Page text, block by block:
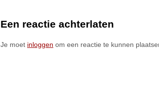
Een reactie achterlaten
Je moet inloggen om een reactie te kunnen